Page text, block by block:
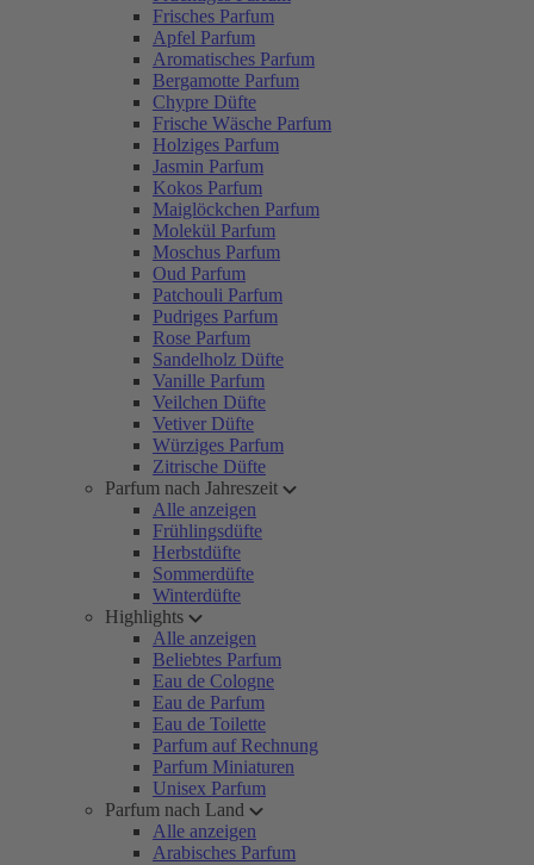
Frisches Parfum
Apfel Parfum
Aromatisches Parfum
Bergamotte Parfum
Chypre Düfte
Frische Wäsche Parfum
Holziges Parfum
Jasmin Parfum
Kokos Parfum
Maiglöckchen Parfum
Molekül Parfum
Moschus Parfum
Oud Parfum
Patchouli Parfum
Pudriges Parfum
Rose Parfum
Sandelholz Düfte
Vanille Parfum
Veilchen Düfte
Vetiver Düfte
Würziges Parfum
Zitrische Düfte
Parfum nach Jahreszeit
Alle anzeigen
Frühlingsdüfte
Herbstdüfte
Sommerdüfte
Winterdüfte
Highlights
Alle anzeigen
Beliebtes Parfum
Eau de Cologne
Eau de Parfum
Eau de Toilette
Parfum auf Rechnung
Parfum Miniaturen
Unisex Parfum
Parfum nach Land
Alle anzeigen
Arabisches Parfum